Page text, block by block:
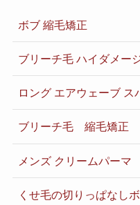
ボブ 縮毛矯正
ブリーチ毛 ハイダメー
ロング エアウェーブ ス
ブリーチ毛 縮毛矯正
メンズ クリームパーマ
くせ毛の切りっぱなし